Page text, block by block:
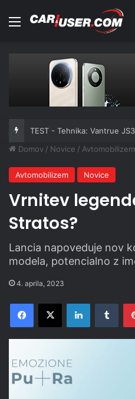
Meni
TEST - Tehnika: Vantrue JS3
Domov / Novice / Avtomobilizem
Avtomobilizem Novice
Vrnitev
Stratos?
Lancia napoveduje nov
modela, potencialno z
4. aprila, 2023
Facebook
X LinkedIn